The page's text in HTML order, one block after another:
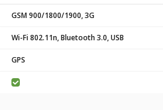
GSM 900/1800/1900, 3G
Wi-Fi 802.11n, Bluetooth 3.0, USB
GPS